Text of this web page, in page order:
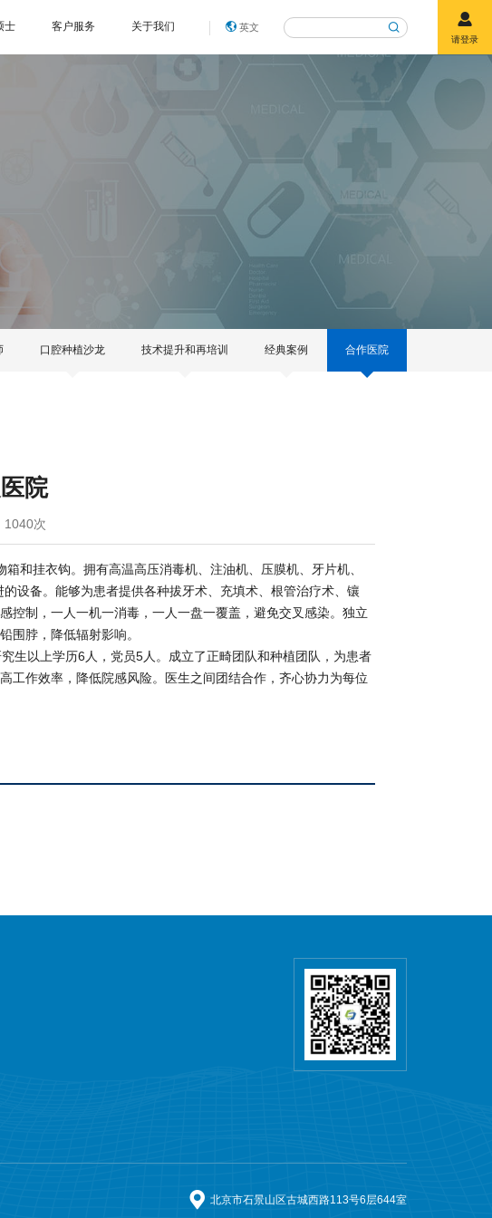
英文
士 客户服务 关于我们
请登录
口腔种植沙龙 技术提升和再培训 经典案例 合作医院
院
1040次
和挂衣钩。拥有高温高压消毒机、注油机、压膜机、牙片机、
设备。能够为患者提供各种拔牙术、充填术、根管治疗术、镶
控制，一人一机一消毒，一人一盘一覆盖，避免交叉感染。独立
围脖，降低辐射影响。
生以上学历6人，党员5人。成立了正畸团队和种植团队，为患者
工作效率，降低院感风险。医生之间团结合作，齐心协力为每位
北京市石景山区古城西路113号6层644室